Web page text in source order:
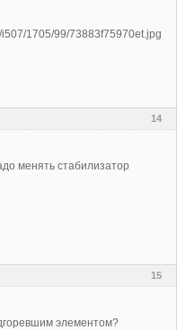
14
менять стабилизатор
15
элементом?